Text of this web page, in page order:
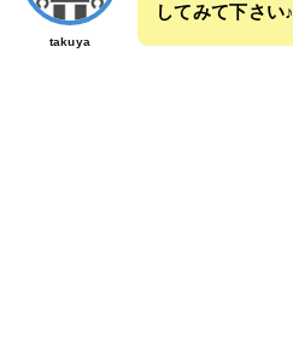
takuya
してみて下さい♪